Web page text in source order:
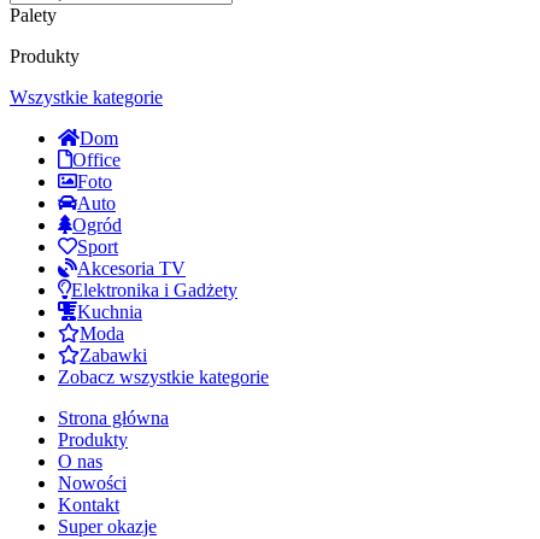
Palety
Produkty
Wszystkie kategorie
Dom
Office
Foto
Auto
Ogród
Sport
Akcesoria TV
Elektronika i Gadżety
Kuchnia
Moda
Zabawki
Zobacz wszystkie kategorie
Strona główna
Produkty
O nas
Nowości
Kontakt
Super okazje